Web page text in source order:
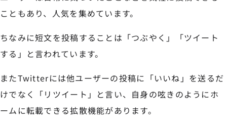
こともあり、人気を集めています。
ちなみに短文を投稿することは「つぶやく」「ツイート
する」と言われています。
またTwitterには他ユーザーの投稿に「いいね」を送るだ
けでなく「リツイート」と言い、自身の呟きのようにホ
ームに転載できる拡散機能があります。